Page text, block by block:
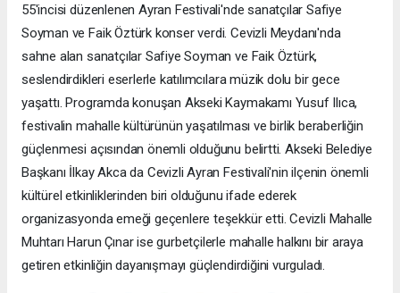
55'incisi düzenlenen Ayran Festivali'nde sanatçılar Safiye
Soyman ve Faik Öztürk konser verdi. Cevizli Meydanı'nda
sahne alan sanatçılar Safiye Soyman ve Faik Öztürk,
seslendirdikleri eserlerle katılımcılara müzik dolu bir gece
yaşattı. Programda konuşan Akseki Kaymakamı Yusuf Ilıca,
festivalin mahalle kültürünün yaşatılması ve birlik beraberliğin
güçlenmesi açısından önemli olduğunu belirtti. Akseki Belediye
Başkanı İlkay Akca da Cevizli Ayran Festivali'nin ilçenin önemli
kültürel etkinliklerinden biri olduğunu ifade ederek
organizasyonda emeği geçenlere teşekkür etti. Cevizli Mahalle
Muhtarı Harun Çınar ise gurbetçilerle mahalle halkını bir araya
getiren etkinliğin dayanışmayı güçlendirdiğini vurguladı.